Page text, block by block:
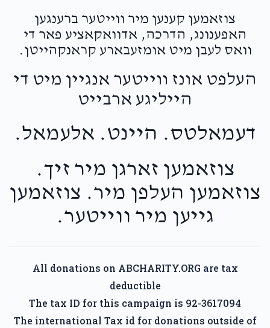
צוזאמען קענען מיר ווייטער ברענגען
האפענונג, הדרכה, אדוואקאציע פאר די
וואס לעבן מיט אומזעבארע קראנקהייטן.
העלפט אונז ווייטער אנגיין מיט די
הייליגע ארבייט
דעמאלטס. היינט. אלעמאל.
צוזאמען זארגן מיר זיך.
צוזאמען העלפן מיר. צוזאמען
גייען מיר ווייטער.
All donations on ABCHARITY.ORG are tax
deductible
The tax ID for this campaign is 92-3617094
The international Tax id for donations outside of